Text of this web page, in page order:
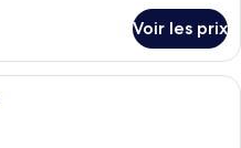
Voir les prix
Une chambre d’hôtel équipée d’un